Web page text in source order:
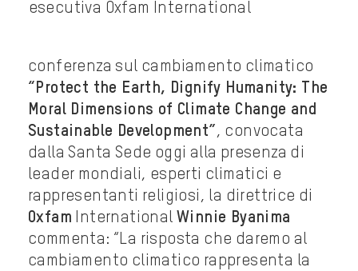
esecutiva Oxfam International
conferenza sul cambiamento climatico
“Protect the Earth, Dignify Humanity: The
Moral Dimensions of Climate Change and
Sustainable Development” , convocata
dalla Santa Sede oggi alla presenza di
leader mondiali, esperti climatici e
rappresentanti religiosi, la direttrice di
Oxfam International Winnie Byanima
commenta: “La risposta che daremo al
cambiamento climatico rappresenta la